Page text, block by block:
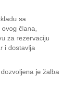
sa
člana,
za rezervaciju
i dostavlja
je žalba